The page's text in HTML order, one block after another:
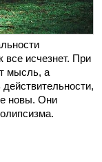
все исчезнет. При
мысль, а
новы. Они